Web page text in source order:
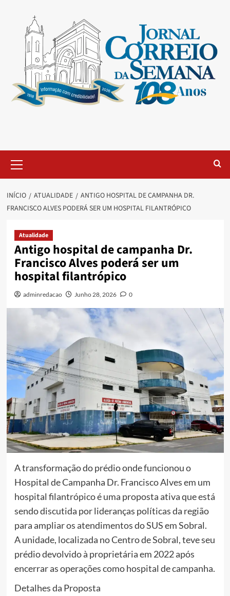
INÍCIO ATUALIDADE
ANTIGO HOSPITAL DE CAMPANHA DR.
FRANCISCO ALVES PODERÁ SER UM HOSPITAL FILANTRÓPICO
Atualidade
Antigo hospital de campanha Dr.
Francisco Alves poderá ser um
hospital filantrópico
adminredacao Junho 28, 2026 0
A transformação do prédio onde funcionou o
Hospital de Campanha Dr. Francisco Alves em um
hospital filantrópico é uma proposta ativa que está
sendo discutida por lideranças políticas da região
para ampliar os atendimentos do SUS em Sobral.
A unidade, localizada no Centro de Sobral, teve seu
prédio devolvido à proprietária em 2022 após
encerrar as operações como hospital de campanha.
Detalhes da Proposta